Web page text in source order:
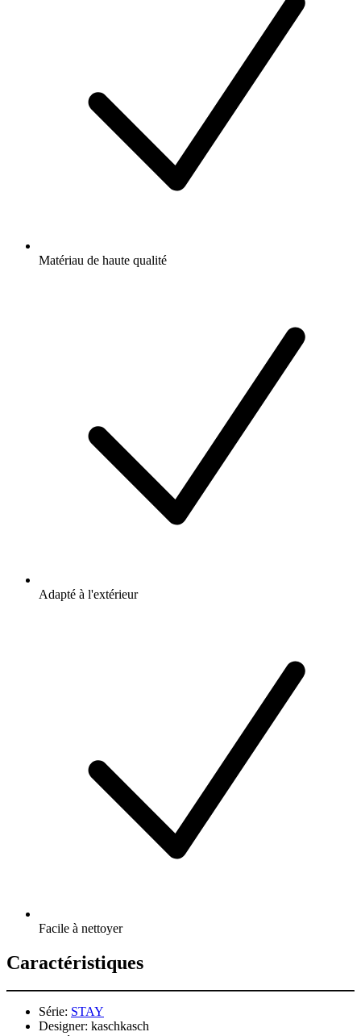
Matériau de haute qualité
Adapté à l'extérieur
Facile à nettoyer
Caractéristiques
Série: STAY
Designer: kaschkasch